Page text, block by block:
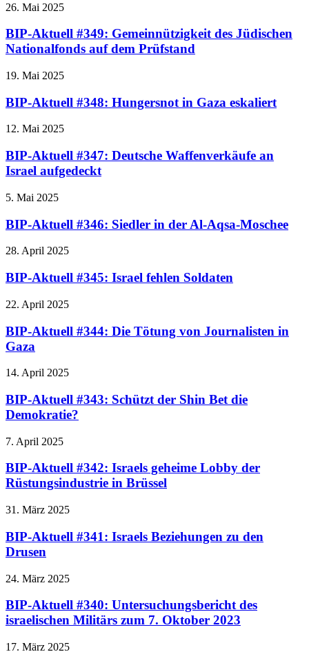
26. Mai 2025
BIP-Aktuell #349: Gemeinnützigkeit des Jüdischen
Nationalfonds auf dem Prüfstand
19. Mai 2025
BIP-Aktuell #348: Hungersnot in Gaza eskaliert
12. Mai 2025
BIP-Aktuell #347: Deutsche Waffenverkäufe an
Israel aufgedeckt
5. Mai 2025
BIP-Aktuell #346: Siedler in der Al-Aqsa-Moschee
28. April 2025
BIP-Aktuell #345: Israel fehlen Soldaten
22. April 2025
BIP-Aktuell #344: Die Tötung von Journalisten in
Gaza
14. April 2025
BIP-Aktuell #343: Schützt der Shin Bet die
Demokratie?
7. April 2025
BIP-Aktuell #342: Israels geheime Lobby der
Rüstungsindustrie in Brüssel
31. März 2025
BIP-Aktuell #341: Israels Beziehungen zu den
Drusen
24. März 2025
BIP-Aktuell #340: Untersuchungsbericht des
israelischen Militärs zum 7. Oktober 2023
17. März 2025